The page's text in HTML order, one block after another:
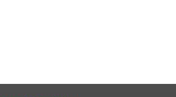
of Tsushima